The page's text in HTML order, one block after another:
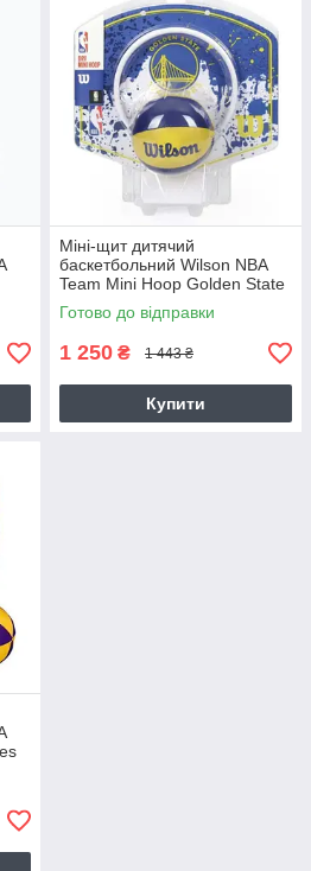
Міні-щит дитячий
баскетбольний Wilson NBA
Team Mini Hoop Golden State
Warriors (WTBA1302GOL)
Готово до відправки
1 250 ₴ 1 443 ₴
Купити